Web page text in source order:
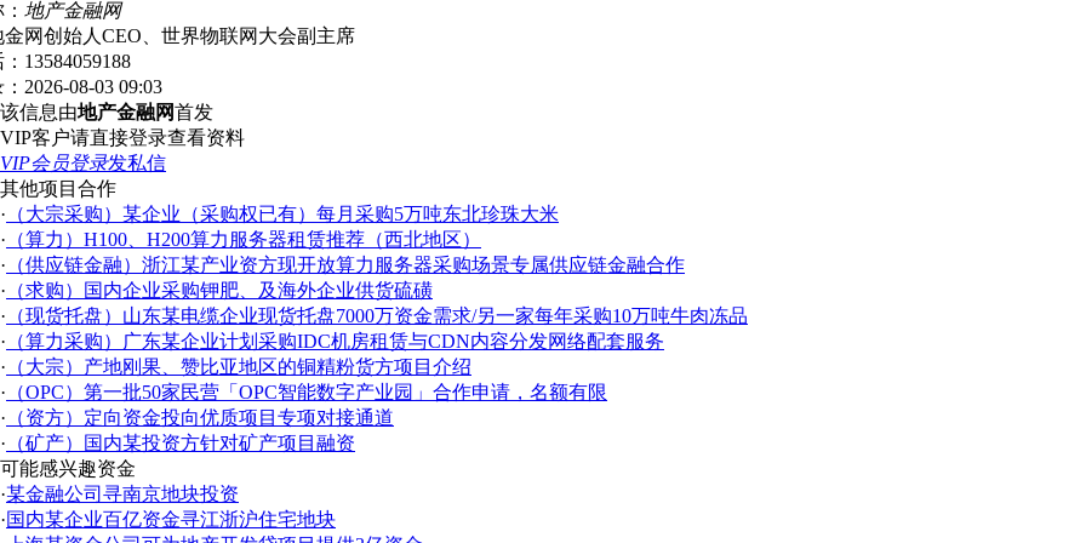
地产金融网
金网创始人CEO、世界物联网大会副主席
13584059188
2026-08-03 09:03
该信息由地产金融网首发
VIP客户请直接登录查看资料
VIP会员登录发私信
其他项目合作
· （大宗采购）某企业（采购权已有）每月采购5万吨东北珍珠大米
· （算力）H100、H200算力服务器租赁推荐（西北地区）
· （供应链金融）浙江某产业资方现开放算力服务器采购场景专属供应链金融合作
· （求购）国内企业采购钾肥、及海外企业供货硫磺
· （现货托盘）山东某电缆企业现货托盘7000万资金需求/另一家每年采购10万吨牛肉冻品
· （算力采购）广东某企业计划采购IDC机房租赁与CDN内容分发网络配套服务
· （大宗）产地刚果、赞比亚地区的铜精粉货方项目介绍
· （OPC）第一批50家民营「OPC智能数字产业园」合作申请，名额有限
· （资方）定向资金投向优质项目专项对接通道
· （矿产）国内某投资方针对矿产项目融资
可能感兴趣资金
·某金融公司寻南京地块投资
·国内某企业百亿资金寻江浙沪住宅地块